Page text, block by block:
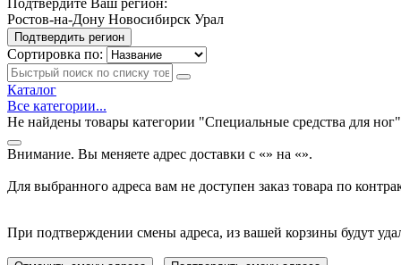
Подтвердите Ваш регион:
Ростов-на-Дону Новосибирск Урал
Подтвердить регион
Сортировка по:
Каталог
Все категории...
Не найдены товары категории "Специальные средства для ног"
Внимание. Вы меняете адрес доставки с «» на «».
Для выбранного адреса вам не доступен заказ товара по
При подтверждении смены адреса, из вашей корзины будут